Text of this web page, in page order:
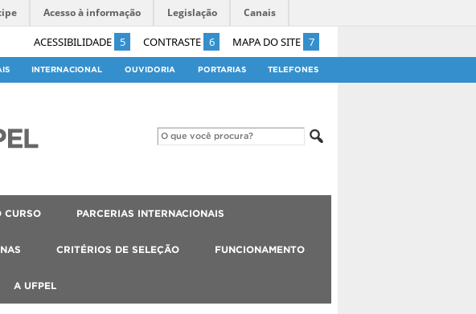
ACESSIBILIDADE 5 CONTRASTE 6 MAPA DO SITE 7
Acesso à informação Legislação Canais
INTERNACIONAL OUVIDORIA PORTARIAS TELEFONES
CURSO PARCERIAS INTERNACIONAIS
CRITÉRIOS DE SELEÇÃO FUNCIONAMENTO
A UFPEL